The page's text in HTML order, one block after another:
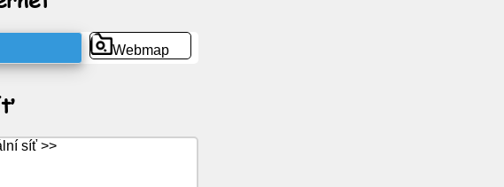
Webmap
síť >>